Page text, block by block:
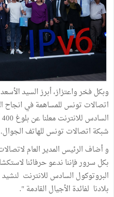
وبكل فخر واعتزاز، أبرز السيد
اتصالات تونس للمساهمة في انجاح
شبكة اتصالات تونس للهاتف الجوال.
و أضاف الرئيس المدير العام
بكل سرور فإننا ندعو حرفائنا
البروتوكول السادس للانترنت
بلادنا لفائدة الأجيال القادمة ".